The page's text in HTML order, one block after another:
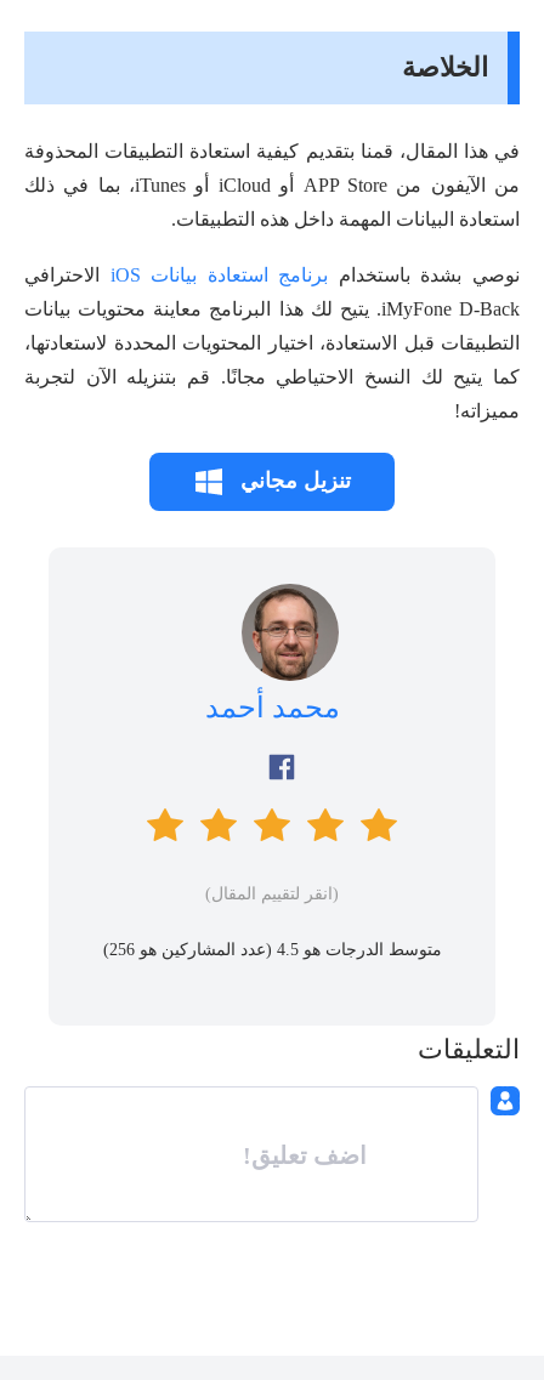
الخلاصة
في هذا المقال، قمنا بتقديم كيفية استعادة التطبيقات المحذوفة
من الآيفون من APP Store أو iCloud أو iTunes، بما في ذلك
استعادة البيانات المهمة داخل هذه التطبيقات.
نوصي بشدة باستخدام برنامج استعادة بيانات iOS
الاحترافي
iMyFone D-Back. يتيح لك هذا البرنامج معاينة محتويات بيانات
التطبيقات قبل الاستعادة، اختيار المحتويات المحددة لاستعادتها،
كما يتيح لك النسخ الاحتياطي مجانًا. قم بتنزيله الآن لتجربة
مميزاته!
تنزيل مجاني
محمد أحمد
(انقر لتقييم المقال)
متوسط ​​الدرجات هو 4.5 (عدد المشاركين هو 256
)
التعليقات
اضف تعليق!